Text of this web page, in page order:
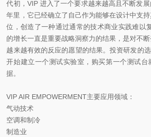
代初，VIP 进入了一个要求越来越高且不断发
年里，它已经确立了自己作为能够在设计中支
位，创造了一种通过通常的技术商业实践难以
的增长一直是重要战略洞察力的结果，是对不
越来越有效的反应的愿望的结果。投资研发的
开始建立一个测试实验室，购买第一个测试台
据。
VIP AIR EMPOWERMENT主要应用领域：
气动技术
空调和制冷
制造业